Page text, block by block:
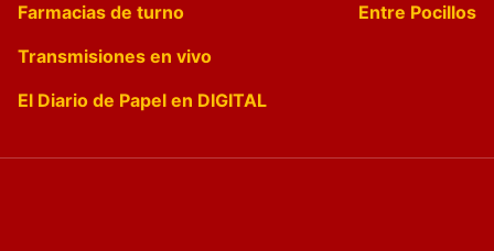
Farmacias de turno
Entre Pocillos
Transmisiones en vivo
El Diario de Papel en DIGITAL